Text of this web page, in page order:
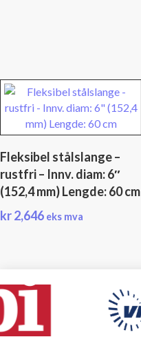
Fleksibel stålslange –
rustfri – Innv. diam: 6″
(152,4 mm) Lengde: 60 cm
kr2,646 eks mva